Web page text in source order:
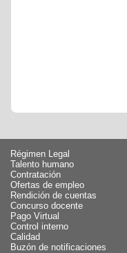
Régimen Legal
Talento humano
Contratación
Ofertas de empleo
Rendición de cuentas
Concurso docente
Pago Virtual
Control interno
Calidad
Buzón de notificaciones